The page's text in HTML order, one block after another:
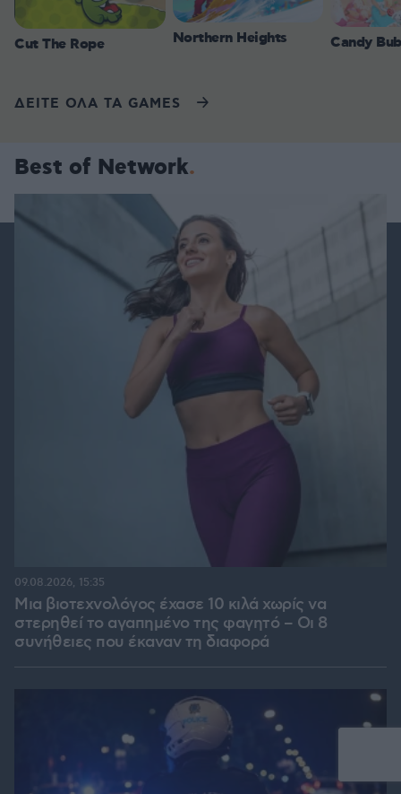
Cut The Rope Northern Heights Candy
ΔΕΙΤΕ ΟΛΑ ΤΑ GAMES
Best of Network
Μια βιοτεχνολόγος έχασε 10 κιλά χωρίς να
στερηθεί το αγαπημένο της φαγητό – Οι 8
συνήθειες που έκαναν τη διαφορά
09.08.2026, 15:35